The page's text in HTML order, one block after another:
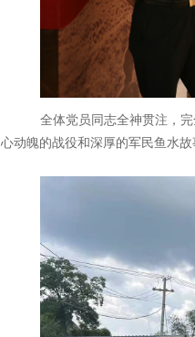
全体党员同志全神贯注，
心动魄的战役和深厚的军民鱼水故